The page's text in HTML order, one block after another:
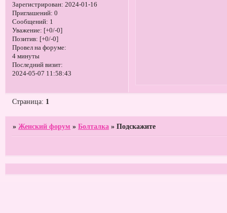
Зарегистрирован: 2024-01-16
Приглашений: 0
Сообщений: 1
Уважение: [+0/-0]
Позитив: [+0/-0]
Провел на форуме:
4 минуты
Последний визит:
2024-05-07 11:58:43
Страница: 1
»Женский форум »Болталка »Подскажите